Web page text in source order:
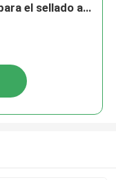
el sellado a